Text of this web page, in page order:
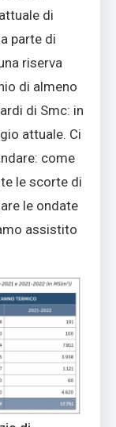
di
parte di
riserva
di almeno
di Smc: in
attuale. Ci
come
le scorte di
le ondate
assistito